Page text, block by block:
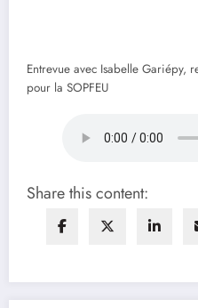
Entrevue avec Isabelle Gariépy,
pour la SOPFEU
Share this content: